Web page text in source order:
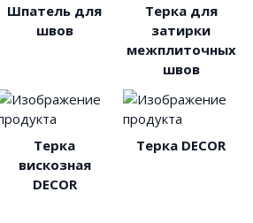
Шпатель для
швов
Терка для
затирки
межплиточных
швов
Терка
вискозная
DЕCOR
Терка DЕCOR